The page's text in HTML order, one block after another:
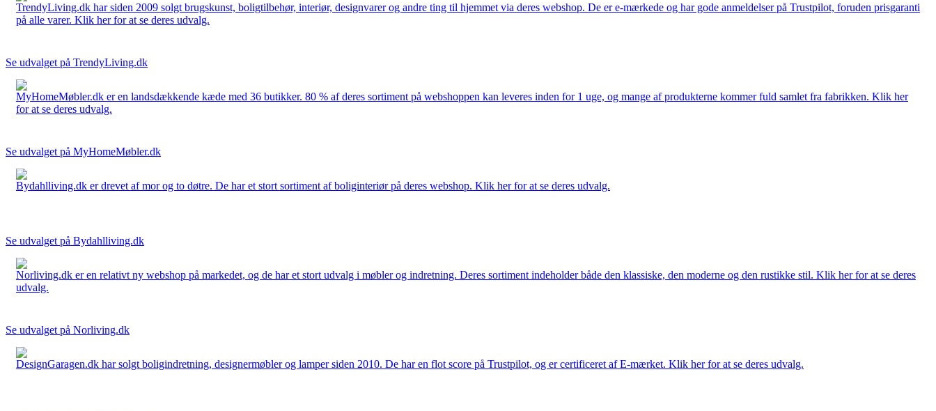
TrendyLiving.dk har siden 2009 solgt brugskunst, boligtilbehør, interiør, designvarer og andre ting til hjemmet via deres webshop. De er e-mærkede og har gode anmeldelser på Trustpilot, foruden prisgaranti
på alle varer. Klik her for at se deres udvalg.
Se udvalget på TrendyLiving.dk
MyHomeMøbler.dk er en landsdækkende kæde med 36 butikker. 80 % af deres sortiment på webshoppen kan leveres inden for 1 uge, og mange af produkterne kommer fuld samlet fra fabrikken. Klik her
for at se deres udvalg.
Se udvalget på MyHomeMøbler.dk
Bydahlliving.dk er drevet af mor og to døtre. De har et stort sortiment af boliginteriør på deres webshop. Klik her for at se deres udvalg.
Se udvalget på Bydahlliving.dk
Norliving.dk er en relativt ny webshop på markedet, og de har et stort udvalg i møbler og indretning. Deres sortiment indeholder både den klassiske, den moderne og den rustikke stil. Klik her for at se deres
udvalg.
Se udvalget på Norliving.dk
DesignGaragen.dk har solgt boligindretning, designermøbler og lamper siden 2010. De har en flot score på Trustpilot, og er certificeret af E-mærket. Klik her for at se deres udvalg.